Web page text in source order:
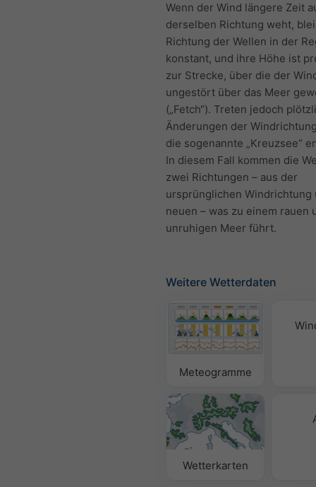
Wenn der Wind längere Zeit
derselben Richtung weht,
Richtung der Wellen in der
konstant, und ihre Höhe ist
zur Strecke, über die der
ungestört über das Meer
(„Fetch“). Treten jedoch
Änderungen der
die sogenannte „Kreuzsee“
In diesem Fall kommen die
zwei Richtungen – aus der
ursprünglichen Windrichtung
neuen – was zu einem rauen
unruhigen Meer führt.
Weitere Wetterdaten
Meteogramme
Wetterkarten